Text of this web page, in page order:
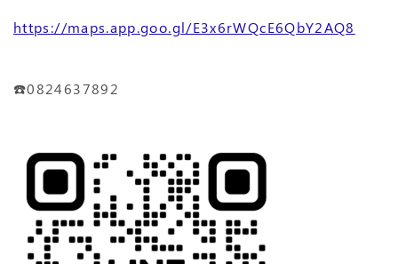
https://maps.app.goo.gl/E3x6rWQcE6QbY2AQ8
☎️0824637892